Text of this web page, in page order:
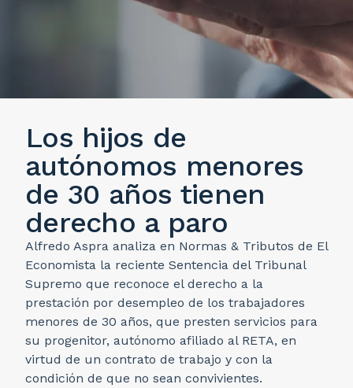
Los hijos de
autónomos menores
de 30 años tienen
derecho a paro
Alfredo Aspra analiza en Normas & Tributos de El
Economista la reciente Sentencia del Tribunal
Supremo que reconoce el derecho a la
prestación por desempleo de los trabajadores
menores de 30 años, que presten servicios para
su progenitor, autónomo afiliado al RETA, en
virtud de un contrato de trabajo y con la
condición de que no sean convivientes.